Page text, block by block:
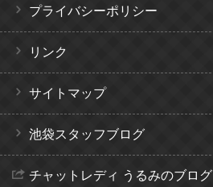
プライバシーポリシー
リンク
サイトマップ
池袋スタッフブログ
チャットレディ うるみのブログ